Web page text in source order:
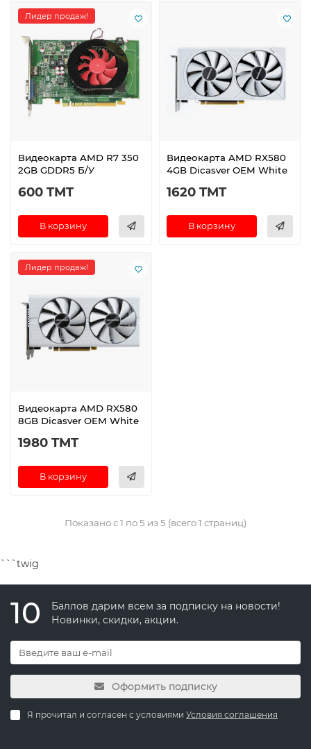
Лидер продаж!
Видеокарта AMD R7 350
2GB GDDR5 Б/У
600 TMT
В корзину
Видеокарта AMD RX580
4GB Dicasver OEM White
1620 TMT
В корзину
Лидер продаж!
Видеокарта AMD RX580
8GB Dicasver OEM White
1980 TMT
В корзину
Показано с 1 по 5 из 5 (всего 1 страниц)
```twig
10
Баллов дарим всем за подписку на новости!
Новинки, скидки, акции.
Оформить подписку
Я прочитал и согласен с условиями Условия соглашения